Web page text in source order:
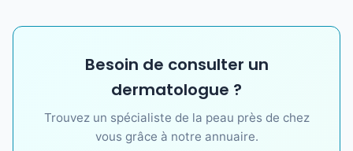
Besoin de consulter un
dermatologue ?
Trouvez un spécialiste de la peau près de chez
vous grâce à notre annuaire.